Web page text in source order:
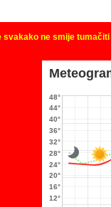
svakako ne smije
12°
16°
20°
24°
28°
32°
36°
40°
44°
48°